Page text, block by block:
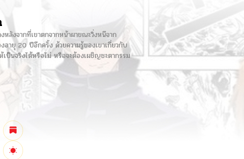
หลังจากที่เขาตกจากหน้าผาขณะวิ่งหนีจาก
ายุ 20 ปีอีกครั้ง ด้วยความรู้ของเขาเกี่ยวกับ
เป็นจริงได้หรือไม่ หรือจะต้องเผชิญชะตากรรม